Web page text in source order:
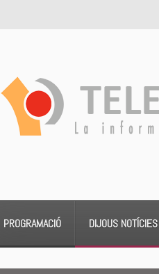
PROGRAMACIÓ DIJOUS NOTÍCIES